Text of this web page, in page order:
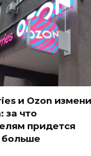
и Ozon
за что
придется
больше